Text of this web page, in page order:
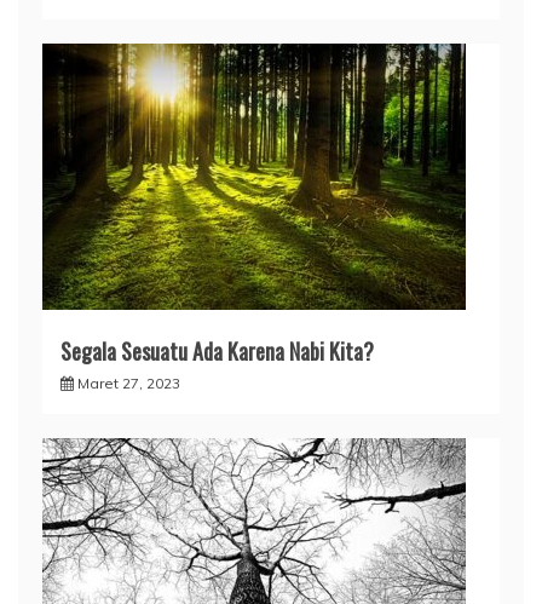
Segala Sesuatu Ada Karena Nabi Kita?
Maret 27, 2023